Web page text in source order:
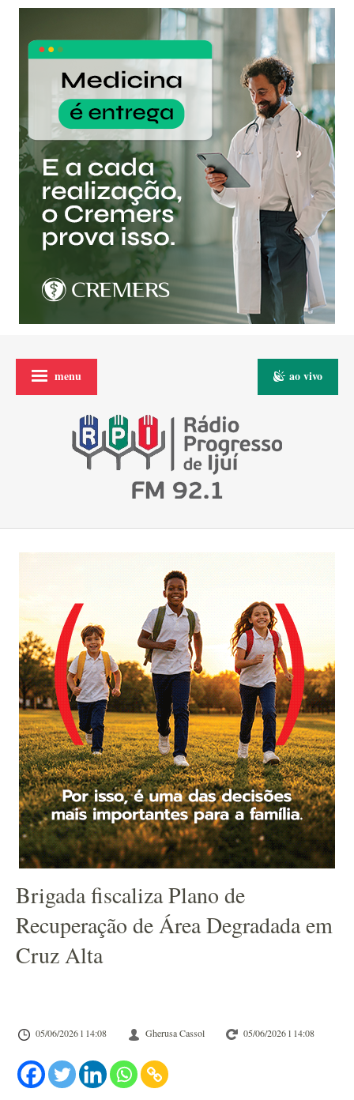
menu ao vivo
Brigada fiscaliza Plano de
Recuperação de Área Degradada em
Cruz Alta
05/06/2026 l 14:08 Gherusa Cassol 05/06/2026 l 14:08